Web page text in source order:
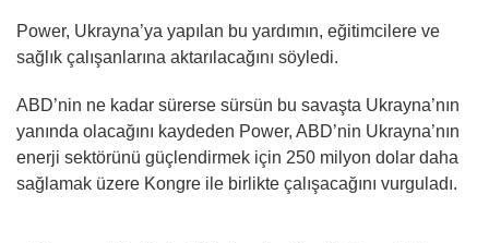
Power, Ukrayna’ya yapılan bu yardımın, eğitimcilere ve
sağlık çalışanlarına aktarılacağını söyledi.
ABD’nin ne kadar sürerse sürsün bu savaşta Ukrayna’nın
yanında olacağını kaydeden Power, ABD’nin Ukrayna’nın
enerji sektörünü güçlendirmek için 250 milyon dolar daha
sağlamak üzere Kongre ile birlikte çalışacağını vurguladı.